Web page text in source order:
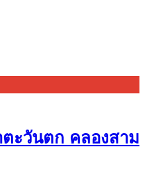
ะวันตก คลองสาม